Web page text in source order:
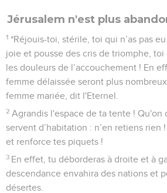
Jérusalem n'est plus
1 *Réjouis-toi, stérile, toi qui n’as pas
joie et pousse des cris de triomphe, toi
les douleurs de l’accouchement ! En
femme délaissée seront plus
femme mariée, dit l'Eternel.
2 Agrandis l'espace de ta tente !
servent d’habitation : n’en retiens rien
et renforce tes piquets !
3 En effet, tu déborderas à droite et à
descendance envahira des nations et
désertes.